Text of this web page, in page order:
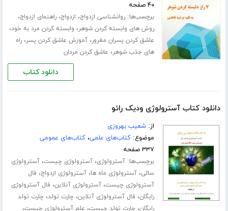
۴۰ صفحه
برچسب‌ها:روانشناسی ازدواج، ازدواج،راهنمای ازدواج،
روش های وابسته کردن شوهر، وابسته کردن مرد به خود،
عاشق کردن پسران مغرور،آموزش عاشق کردن پسر،راه
های جذب شوهر، عاشق کردن مردان
دانلود کتاب
دانلود کتاب آسترولوژی ودیک رائو
از:شعیب بهروزی
موضوع:کتاب‌های علمی،کتاب‌های عمومی
۳۳۷ صفحه
برچسب‌ها:آسترولوژی،آسترولوژی چیست،آسترولوژی
سالی،آسترولوژی ماه ها،آسترولوژی ازدواج، فال
آسترولوژی چیست،آسترولوژی آنلاین، فال آسترولوژی
رایگان، فال آسترولوژی آنلاین، چارت تولد، چارت تولد
رایگان، چارت تولد چیست، علم آسترولوژی چیست،